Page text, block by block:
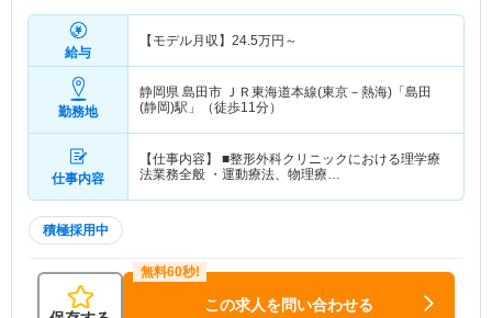
給与
【モデル月収】 24.5万円～
勤務地
静岡県 島田市 ＪＲ東海道本線(東京－熱海)「島田
(静岡)駅」（徒歩11分）
仕事内容
【仕事内容】 ■整形外科クリニックにおける理学療
法業務全般 ・運動療法、物理療…
積極採用中
この求人を問い合わせる